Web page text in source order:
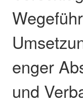
enger
und